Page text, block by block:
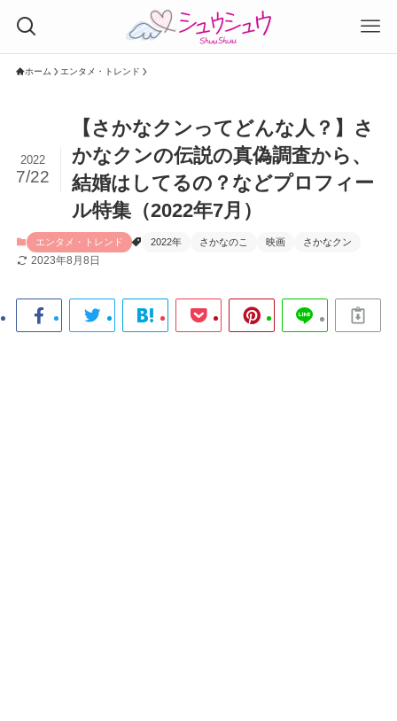
ホーム エンタメ・トレンド
【さかなクンってどんな人？】さ
かなクンの伝説の真偽調査から、
結婚はしてるの？などプロフィー
ル特集（2022年7月）
2022
7/22
エンタメ・トレンド 2022年 さかなのこ 映画 さかなクン
2023年8月8日